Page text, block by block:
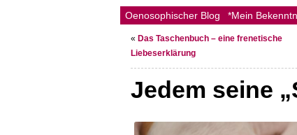
Oenosophischer Blog *Mein
« Das Taschenbuch – eine frenetische
Liebeserklärung
Jedem seine